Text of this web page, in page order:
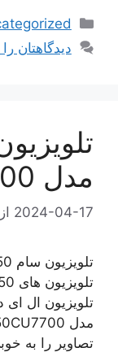
دسته‌ها
دیدگاهتان
مدل 50CU7700
2024-04-17 از
تصاویر را به